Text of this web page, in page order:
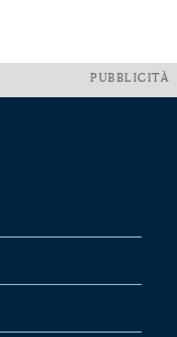
PUBBLICITÀ